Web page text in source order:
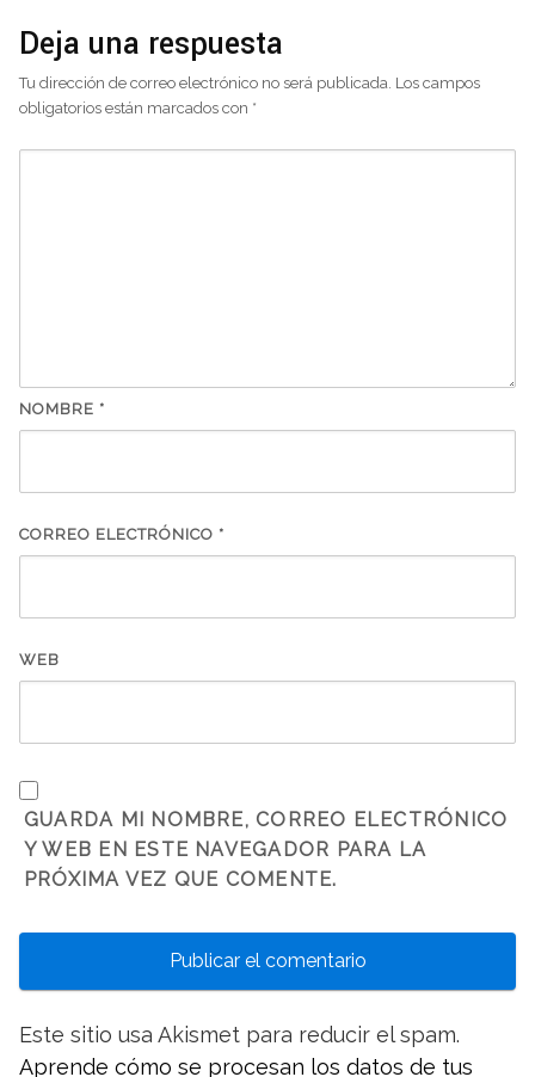
Deja una respuesta
Tu dirección de correo electrónico no será publicada. Los campos
obligatorios están marcados con *
NOMBRE *
CORREO ELECTRÓNICO *
WEB
GUARDA MI NOMBRE, CORREO ELECTRÓNICO
Y WEB EN ESTE NAVEGADOR PARA LA
PRÓXIMA VEZ QUE COMENTE.
Este sitio usa Akismet para reducir el spam.
Aprende cómo se procesan los datos de tus